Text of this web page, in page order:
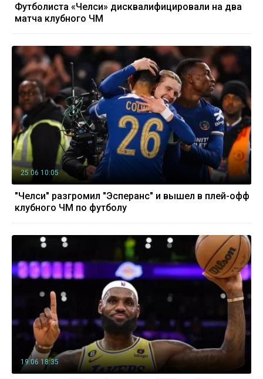
Футболиста «Челси» дисквалифицировали на два
матча клубного ЧМ
25.06 10:05
"Челси" разгромил "Эсперанс" и вышел в плей-офф
клубного ЧМ по футболу
19.06 18:35